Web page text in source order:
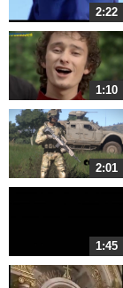
2:22
1:10
2:01
1:45